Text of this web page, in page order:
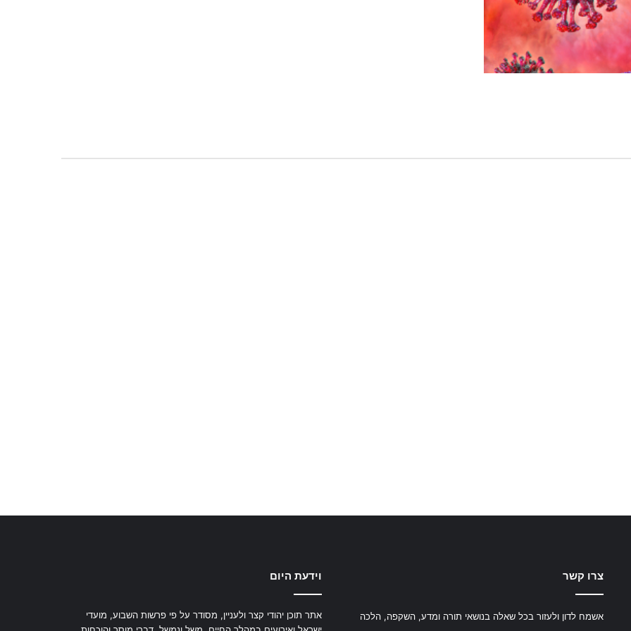
צרו קשר
אשמח לדון ולעזור בכל שאלה בנושאי תורה ומדע, השקפה, הלכה
וידעת היום
אתר תוכן יהודי קצר ולעניין, מסודר על פי פרשות השבוע, מועדי